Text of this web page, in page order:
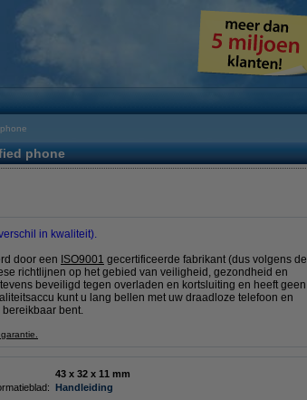
phone
in kwaliteit).
door een ISO9001 gecertificeerde fabrikant (dus volgens de
richtlijnen op het gebied van veiligheid, gezondheid en
beveiligd tegen overladen en kortsluiting en heeft geen
kunt u lang bellen met uw draadloze telefoon en
bent.
43 x 32 x 11 mm
Handleiding